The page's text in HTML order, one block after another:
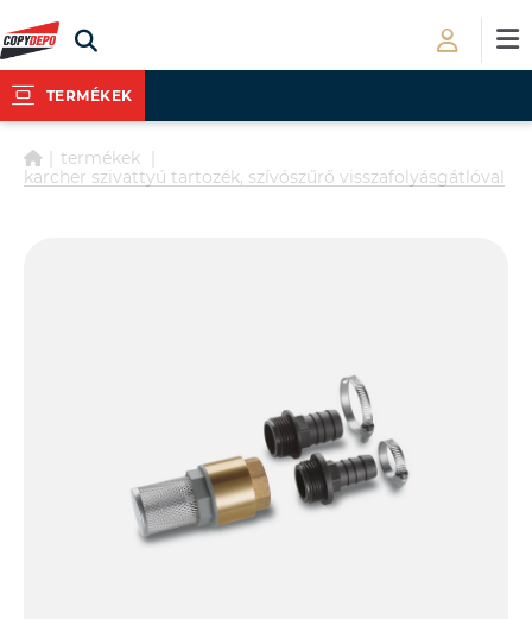
TERMÉKEK
termékek
karcher szivattyú tartozék, szívószűrő visszafolyásgátlóval